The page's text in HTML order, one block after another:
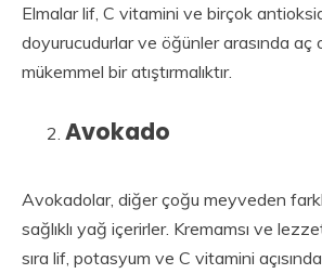
Elmalar lif, C vitamini ve birçok
doyurucudurlar ve öğünler arasında aç
mükemmel bir atıştırmalıktır.
Avokado
Avokadolar, diğer çoğu meyveden
sağlıklı yağ içerirler. Kremamsı ve
sıra lif, potasyum ve C vitamini